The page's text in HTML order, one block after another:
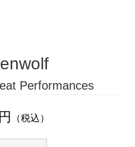
Performances
（税込）